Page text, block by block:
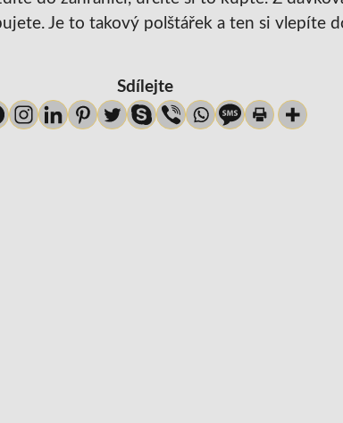
Je to takový polštářek a ten si vlepíte
Sdílejte